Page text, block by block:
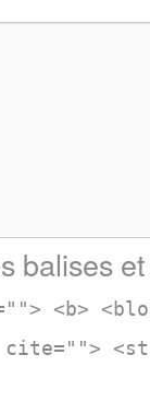
balises
<b>
cite="">